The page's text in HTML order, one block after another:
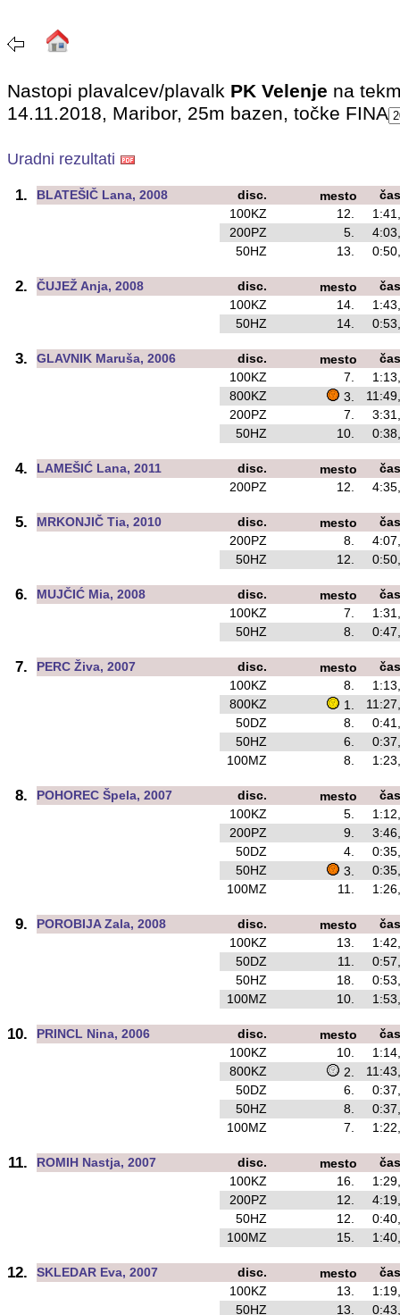
Nastopi plavalcev/plavalk PK Velenje na
14.11.2018, Maribor, 25m bazen, točke FINA
Uradni rezultati
1.
BLATEŠIČ Lana, 2008 disc. mesto
čas
100KZ
12.
200PZ
5.
50HZ
13.
2. ČUJEŽ Anja, 2008 disc. mesto
čas
100KZ
14.
50HZ
14.
3. GLAVNIK Maruša, 2006 disc. mesto
čas
100KZ
7.
800KZ
3.
200PZ
7.
50HZ
10.
4. LAMEŠIĆ Lana, 2011 disc. mesto
čas
200PZ
12.
5. MRKONJIČ Tia, 2010 disc. mesto
čas
200PZ
8.
50HZ
12.
6. MUJČIĆ Mia, 2008 disc. mesto
čas
100KZ
7.
50HZ
8.
7. PERC Živa, 2007 disc. mesto
čas
100KZ
8.
800KZ
1.
50DZ
8.
50HZ
6.
100MZ
8.
8. POHOREC Špela, 2007 disc. mesto
čas
100KZ
5.
200PZ
9.
50DZ
4.
50HZ
3.
100MZ
11.
9. POROBIJA Zala, 2008 disc. mesto
čas
100KZ
13.
50DZ
11.
50HZ
18.
100MZ
10.
10. PRINCL Nina, 2006 disc. mesto
čas
100KZ
10.
800KZ
2.
50DZ
6.
50HZ
8.
100MZ
7.
11. ROMIH Nastja, 2007 disc. mesto
čas
100KZ
16.
200PZ
12.
50HZ
12.
100MZ
15.
12. SKLEDAR Eva, 2007 disc. mesto
čas
100KZ
13.
50HZ
13.